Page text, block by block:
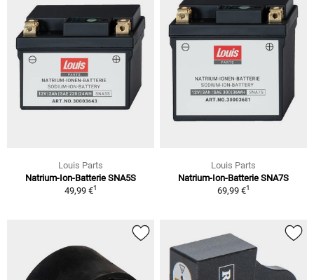
Louis Parts
Natrium-Ion-Batterie SNA5S
49,99 €1
Louis Parts
Natrium-Ion-Batterie SNA7S
69,99 €1